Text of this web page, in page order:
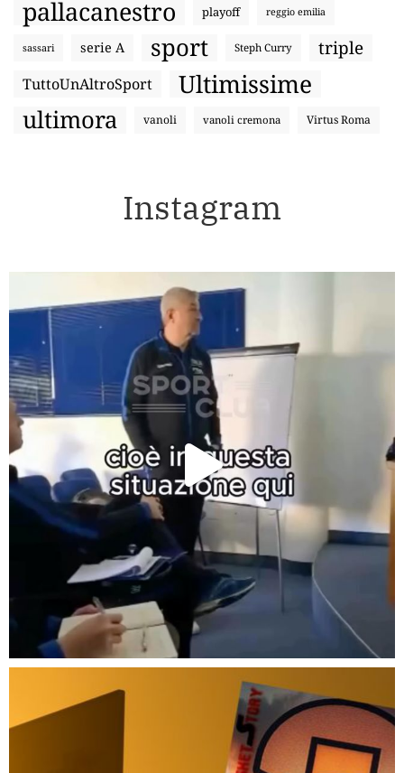
pallacanestro playoff reggio emilia
sassari serie A sport Steph Curry triple
TuttoUnAltroSport Ultimissime
ultimora vanoli vanoli cremona Virtus Roma
Instagram